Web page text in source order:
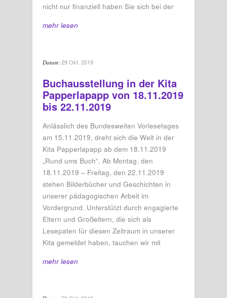
nicht nur finanziell haben Sie sich bei der
mehr lesen
Datum: 29 Okt. 2019
Buchausstellung in der Kita
Papperlapapp von 18.11.2019
bis 22.11.2019
Anlässlich des Bundesweiten Vorlesetages
am 15.11.2019, dreht sich die Welt in der
Kita Papperlapapp ab dem 18.11.2019
„Rund ums Buch“. Ab Montag, den
18.11.2019 – Freitag, den 22.11.2019
stehen Bilderbücher und Geschichten in
unserer pädagogischen Arbeit im
Vordergrund. Unterstützt durch engagierte
Eltern und Großeltern, die sich als
Lesepaten für diesen Zeitraum in unserer
Kita gemeldet haben, tauchen wir mit
mehr lesen